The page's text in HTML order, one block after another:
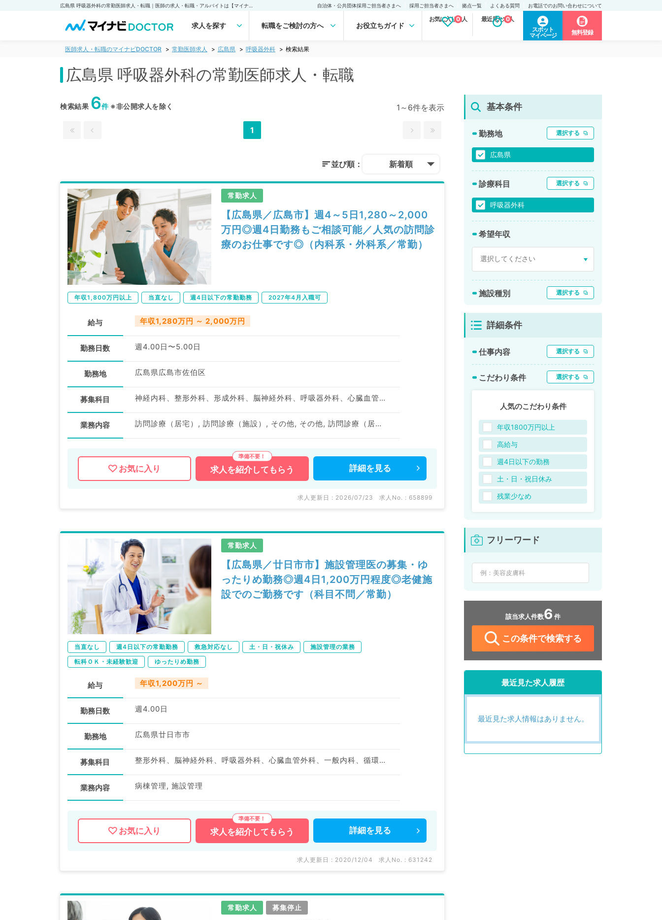
自治体・公共団体採用ご担当者さまへ 採用ご担当者さまへ 拠点一覧 よくある質問 お電話でのお問い合わせについて
求人を探す 転職をご検討の方へ お役立ちガイド
お気に入り求人
0 最近見た求人
0
スポット
マイページ
無料登録
医師求人・転職のマイナビDOCTOR 常勤医師求人 広島県 呼吸器外科 検索結果
広島県 呼吸器外科の常勤医師求人・転職
検索結果 6件※非公開求人を除く 1～6件を表示
1
並び順： 新着順
常勤求人
【広島県／広島市】週4～5日1,280～2,000
万円◎週4日勤務もご相談可能／人気の訪問診
療のお仕事です◎（内科系・外科系／常勤）
年収1,800万円以上 当直なし 週4日以下の常勤勤務 2027年4月入職可
給与 年収1,280万円 ～ 2,000万円
勤務日数 週4.00日〜5.00日
勤務地 広島県広島市佐伯区
募集科目 神経内科、整形外科、形成外科、脳神経外科、呼吸器外科、心臓血管外科、泌尿器科、一般内科、循環器内科、呼吸器内科、消化器内科、内分泌・代謝内科、腎臓内科、老年内科、血液内科、外科系全般、一般外科、消化器外科、乳腺外科、膠原病科、大腸・肛門外科
業務内容 訪問診療（居宅）, 訪問診療（施設）, その他, その他, 訪問診療（居宅）, 訪問診療（施設）
お気に入り 求人を紹介してもらう 詳細を 見る
求人更新日 : 2026/07/23 求人No. : 658899
常勤求人
【広島県／廿日市市】施設管理医の募集・ゆ
ったりめ勤務◎週4日1,200万円程度◎老健施
設でのご勤務です（科目不問／常勤）
当直なし 週4日以下の常勤勤務 救急対応なし 土・日・祝休み
施設管理の業務
転科ＯＫ・未経験歓迎
ゆったりめ勤務
給与 年収1,200万円 ～
勤務日数 週4.00日
勤務地 広島県廿日市市
募集科目 整形外科、脳神経外科、呼吸器外科、心臓血管外科、一般内科、循環器内科、呼吸器内科、消化器内科、内分泌・代謝内科、腎臓内科、外科系全般、一般外科、消化器外科
業務内容 病棟管理, 施設管理
お気に入り 求人を紹介してもらう 詳細を 見る
求人更新日 : 2020/12/04 求人No. : 631242
常勤求人 募集停止
基本条件
勤務地 選択する
広島県
診療科目 選択する
呼吸器外科
希望年収
施設種別 選択する
詳細条件
仕事内容 選択する
こだわり条件 選択する
人気のこだわり条件
年収1800万円以上
高給与
週4日以下の勤務
土・日・祝日休み
残業少なめ
フリーワード
該当求人件数6 件
この条件で検索する
最近見た求人履歴
最近見た求人情報はありません。